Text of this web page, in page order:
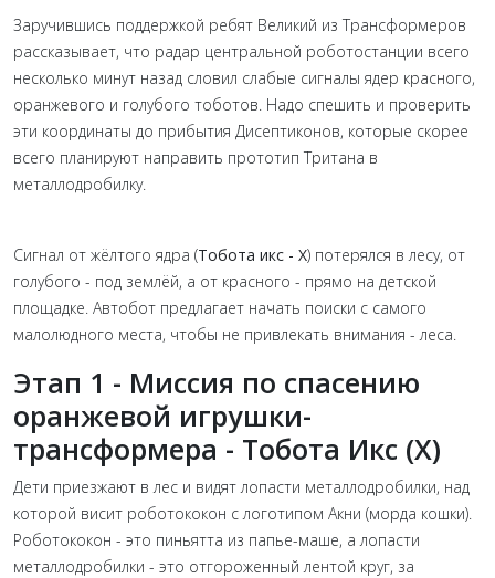
Заручившись поддержкой ребят Великий из Трансформеров
рассказывает, что радар центральной роботостанции всего
несколько минут назад словил слабые сигналы ядер красного,
оранжевого и голубого тоботов. Надо спешить и проверить
эти координаты до прибытия Дисептиконов, которые скорее
всего планируют направить прототип Тритана в
металлодробилку.
Сигнал от жёлтого ядра (Тобота икс - Х) потерялся в лесу, от
голубого - под землёй, а от красного - прямо на детской
площадке. Автобот предлагает начать поиски с самого
малолюдного места, чтобы не привлекать внимания - леса.
Этап 1 - Миссия по спасению
оранжевой игрушки-
трансформера - Тобота Икс (Х)
Дети приезжают в лес и видят лопасти металлодробилки, над
которой висит роботококон с логотипом Акни (морда кошки).
Роботококон - это пиньятта из папье-маше, а лопасти
металлодробилки - это отгороженный лентой круг, за